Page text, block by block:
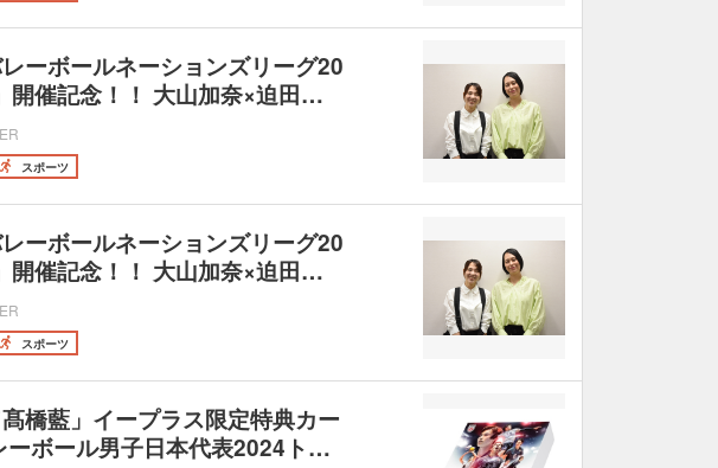
レーボールネーションズリーグ20
開催記念！！ 大山加奈×迫田…
スポーツ
レーボールネーションズリーグ20
開催記念！！ 大山加奈×迫田…
スポーツ
髙橋藍」イープラス限定特典カー
ーボール男子日本代表2024ト…